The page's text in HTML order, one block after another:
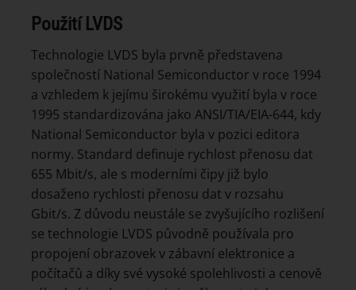
Použití LVDS
Technologie LVDS byla prvně představena
společností National Semiconductor v roce 1994
a vzhledem k jejímu širokému využití byla v roce
1995 standardizována jako ANSI/TIA/EIA-644, kdy
National Semiconductor byla v pozici editora
normy. Standard definuje rychlost přenosu dat
655 Mbit/s, ale s moderními čipy již bylo
dosaženo rychlosti přenosu dat v rozsahu
Gbit/s. Z důvodu neustále se zvyšujícího rozlišení
se technologie LVDS původně používala pro
propojení obrazovek v zábavní elektronice a
počítačů a díky své vysoké spolehlivosti a cenově